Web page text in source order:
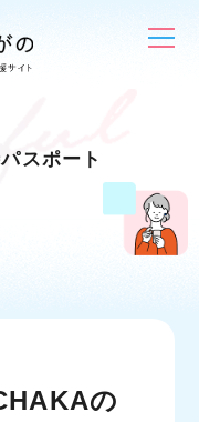
スポート
の